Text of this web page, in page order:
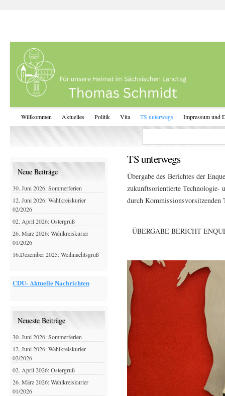
Willkommen Aktuelles Politik Vita TS unterwegs Impressum und
TS unterwegs
Übergabe des Berichtes der
zukunftsorientierte Technologie-
durch
ÜBERGABE BERICHT
Neue Beiträge
30. Juni 2026: Sommerferien
12. Juni 2026: Wahlkreiskurier
02/2026
02. April 2026: Ostergruß
26. März 2026: Wahlkreiskurier
01/2026
16.Dezember 2025: Weihnachtsgruß
CDU- Aktuelle Nachrichten
Neueste Beiträge
30. Juni 2026: Sommerferien
12. Juni 2026: Wahlkreiskurier
02/2026
02. April 2026: Ostergruß
26. März 2026: Wahlkreiskurier
01/2026